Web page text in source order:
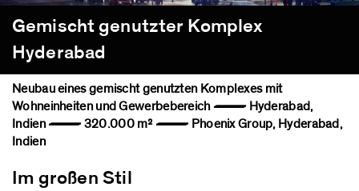
Gemischt genutzter Komplex
Hyderabad
Neubau eines gemischt genutzten Komplexes mit
Wohneinheiten und Gewerbebereich — Hyderabad,
Indien — 320.000 m² — Phoenix Group, Hyderabad,
Indien
Im großen Stil